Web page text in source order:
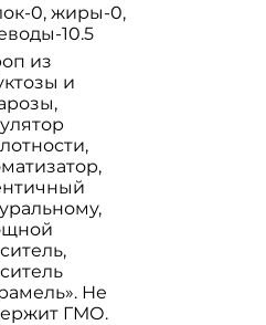
0, жиры-0,
10.5
из
и
Не
ГМО.